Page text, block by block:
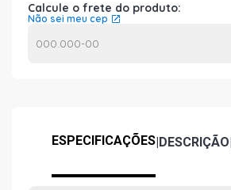
Calcule o frete do produto:
Não sei meu cep
ESPECIFICAÇÕES|DESCRIÇÃO|